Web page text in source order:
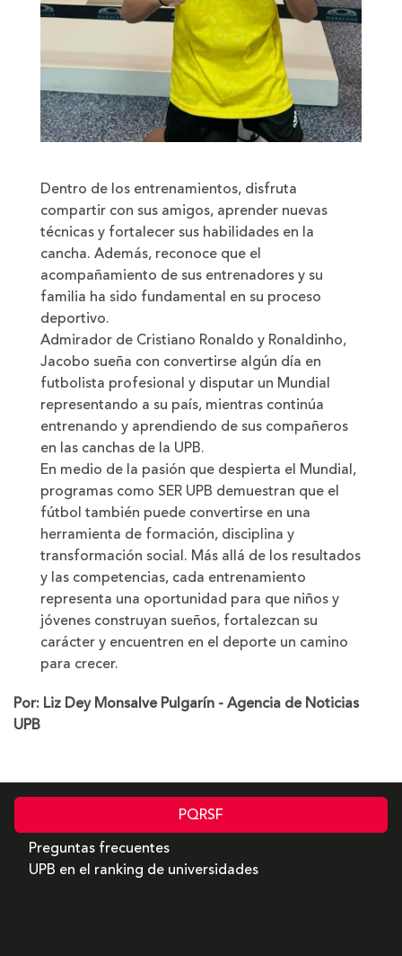
Dentro de los entrenamientos, disfruta
compartir con sus amigos, aprender nuevas
técnicas y fortalecer sus habilidades en la
cancha. Además, reconoce que el
acompañamiento de sus entrenadores y su
familia ha sido fundamental en su proceso
deportivo.
Admirador de Cristiano Ronaldo y Ronaldinho,
Jacobo sueña con convertirse algún día en
futbolista profesional y disputar un Mundial
representando a su país, mientras continúa
entrenando y aprendiendo de sus compañeros
en las canchas de la UPB.
En medio de la pasión que despierta el Mundial,
programas como SER UPB demuestran que el
fútbol también puede convertirse en una
herramienta de formación, disciplina y
transformación social. Más allá de los resultados
y las competencias, cada entrenamiento
representa una oportunidad para que niños y
jóvenes construyan sueños, fortalezcan su
carácter y encuentren en el deporte un camino
para crecer.
Por: Liz Dey Monsalve Pulgarín - Agencia de Noticias
UPB
PQRSF
Preguntas frecuentes
UPB en el ranking de universidades